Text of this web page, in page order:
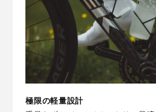
極限の軽量設計